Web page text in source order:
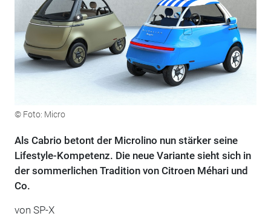
© Foto: Micro
Als Cabrio betont der Microlino nun stärker seine
Lifestyle-Kompetenz. Die neue Variante sieht sich in
der sommerlichen Tradition von Citroen Méhari und
Co.
von SP-X